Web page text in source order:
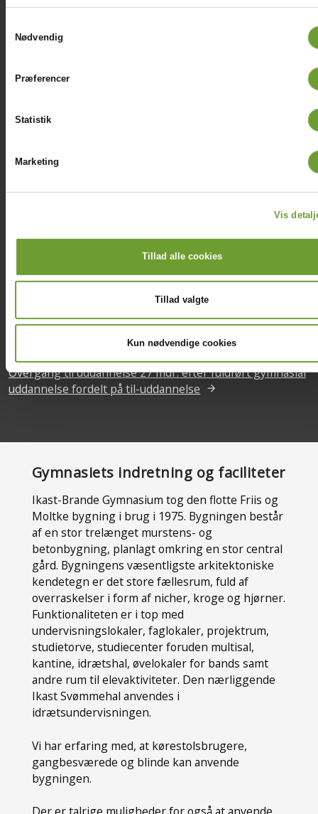
Nødvendig
Præferencer
Statistik
Marketing
Vis
Tillad alle cookies
Tillad valgte
Kun nødvendige cookies
som er opnået ved seneste studentereksamen på såvel
landether
(HVOR DER HAR VÆRET EKSTERN CENSUR)
Gymnasiekarakterer - gennemsnitskarakterer fordelt på
OPLYSNINGER OM FULDFØRELSESTID OG -FREKVENS,
OVERGANG TIL BESKÆFTIGELSE
Fuldførelsesprocenter og antal fuldførte på gymnasiale
Overgang til uddannelse 27 mdr. efter fuldført gymnasial
uddannelse fordelt på til-uddannelse
Gymnasiets indretning og faciliteter
Ikast-Brande Gymnasium tog den flotte Friis og
Moltke bygning i brug i 1975. Bygningen består
af en stor trelænget murstens- og
betonbygning, planlagt omkring en stor central
gård. Bygningens væsentligste arkitektoniske
kendetegn er det store fællesrum, fuld af
overraskelser i form af nicher, kroge og hjørner.
Funktionaliteten er i top med
undervisningslokaler, faglokaler, projektrum,
studietorve, studiecenter foruden multisal,
kantine, idrætshal, øvelokaler for bands samt
andre rum til elevaktiviteter. Den nærliggende
Ikast Svømmehal anvendes i
idrætsundervisningen.
Vi har erfaring med, at kørestolsbrugere,
gangbesværede og blinde kan anvende
bygningen.